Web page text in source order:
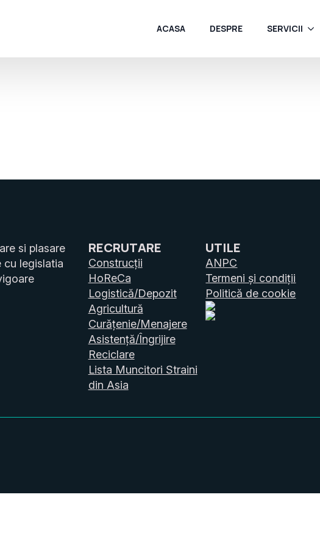
ACASA DESPRE SERVICII
si plasare
cu legislatia
RECRUTARE
Construcții
HoReCa
Logistică/Depozit
Agricultură
Curățenie/Menajere
Asistență/Îngrijire
Reciclare
Lista Muncitori Straini
din Asia
UTILE
ANPC
Termeni și condiții
Politică de cookie